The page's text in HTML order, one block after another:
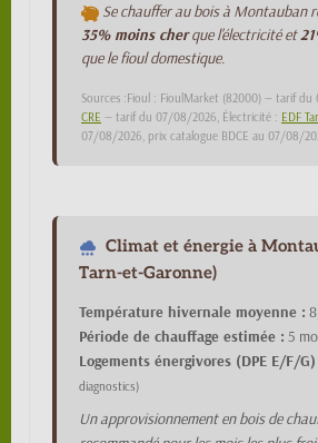
Se chauffer au bois à Montauban
35% moins cherque l'électricité et
que le fioul domestique.
Sources :Fioul : FioulMarket (82000) — tarif du
CRE — tarif du 07/08/2026, Électricité : EDF
07/08/2026, prix catalogue BDCE au 07/08/
Climat et énergie à
Tarn-et-Garonne)
Température hivernale moyenne :
Période de chauffage estimée : 5
Logements énergivores (DPE E/F/
diagnostics)
Un approvisionnement en bois de